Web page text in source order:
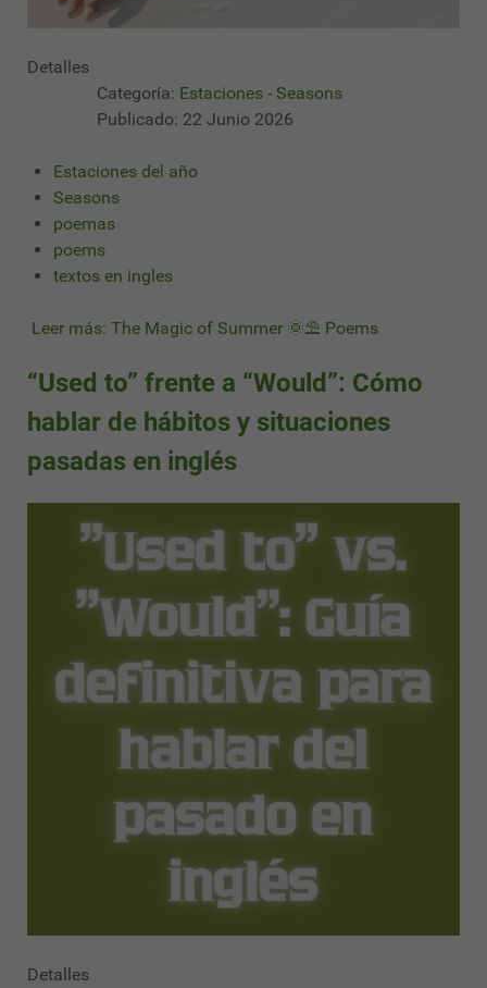
Detalles
Categoría: Estaciones - Seasons
Publicado: 22 Junio 2026
Estaciones del año
Seasons
poemas
poems
textos en ingles
Leer más: The Magic of Summer 🌞⛱ Poems
“Used to” frente a “Would”: Cómo
hablar de hábitos y situaciones
pasadas en inglés
Detalles